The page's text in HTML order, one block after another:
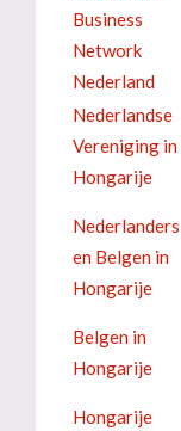
Business
Network
Nederland
Nederlandse
Vereniging in
Hongarije
Nederlanders
en Belgen in
Hongarije
Belgen in
Hongarije
Hongarije